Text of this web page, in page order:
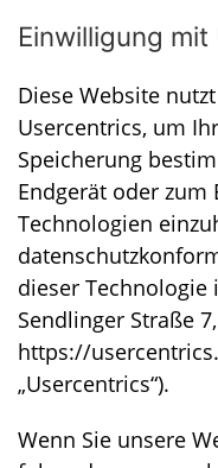
Einwilligung
Diese Website
Usercentrics, um
Speicherung
Endgerät oder
Technologien
dieser Technologie
Sendlinger Straße
https://
„Usercentrics“).
Wenn Sie unsere